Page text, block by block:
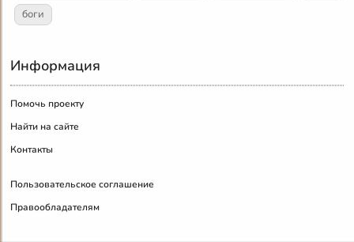
боги
Информация
Помочь проекту
Найти на сайте
Контакты
Пользовательское соглашение
Правообладателям